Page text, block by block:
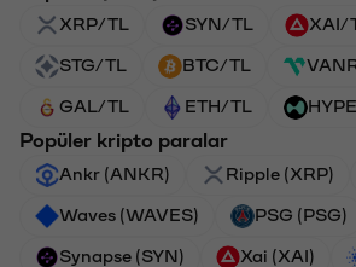
XRP/TL SYN/TL XAI/
STG/TL BTC/TL
GAL/TL ETH/TL
Popüler kripto paralar
Ankr (ANKR) Ripple (XRP)
Waves (WAVES) PSG (PSG)
Synapse (SYN) Xai (XAI)